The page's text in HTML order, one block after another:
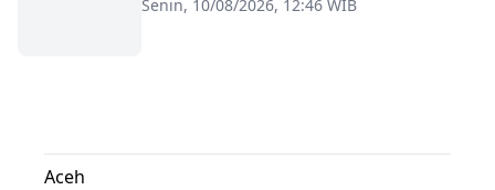
Senin, 10/08/2026, 12:46 WIB
Aceh